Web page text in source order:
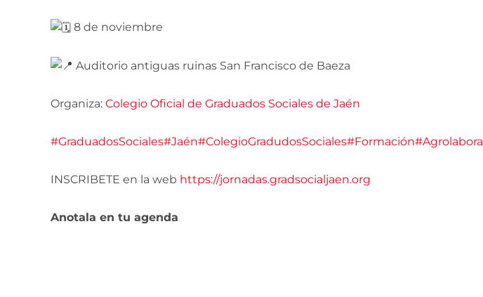
8 de noviembre
Auditorio antiguas ruinas San Francisco de Baeza
Organiza: Colegio Oficial de Graduados Sociales de Jaén
#GraduadosSociales#Jaén#ColegioGradudosSociales#Formación#Agrolaboral
INSCRIBETE en la web https://jornadas.gradsocialjaen.org
Anotala en tu agenda